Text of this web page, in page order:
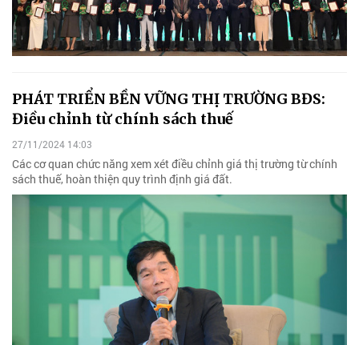
PHÁT TRIỂN BỀN VỮNG THỊ TRƯỜNG BĐS:
Điều chỉnh từ chính sách thuế
27/11/2024 14:03
Các cơ quan chức năng xem xét điều chỉnh giá thị trường từ chính
sách thuế, hoàn thiện quy trình định giá đất.